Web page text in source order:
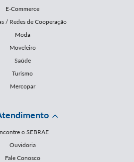
E-Commerce
/ Redes de Cooperação
Moda
Moveleiro
Saúde
Turismo
Mercopar
o SEBRAE
Ouvidoria
Fale Conosco